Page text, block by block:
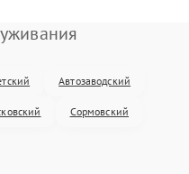
Автозаводский
Сормовский